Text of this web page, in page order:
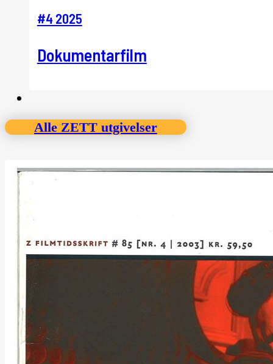
#4 2025
Dokumentarfilm
Alle ZETT utgivelser